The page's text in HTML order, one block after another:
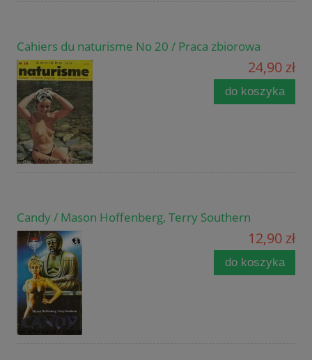
Cahiers du naturisme No 20 / Praca zbiorowa
24,90 zł
do koszyka
Candy / Mason Hoffenberg, Terry Southern
12,90 zł
do koszyka